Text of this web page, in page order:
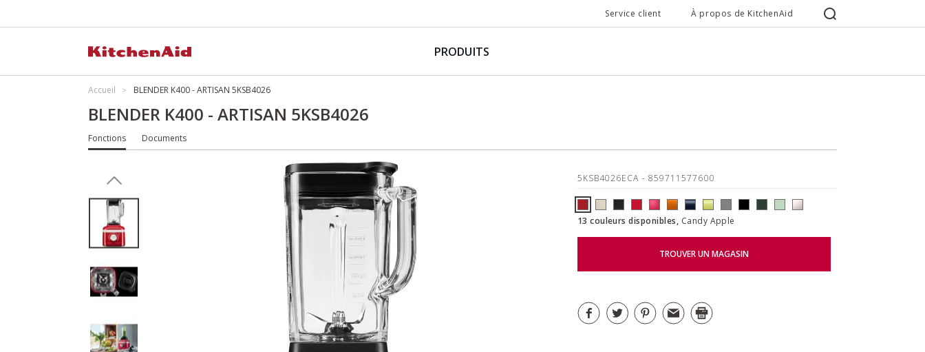
Service client À propos de KitchenAid
PRODUITS
Accueil BLENDER K400 - ARTISAN 5KSB4026
BLENDER K400 - ARTISAN 5KSB4026
Fonctions Documents
5KSB4026ECA - 859711577600
13 couleurs disponibles, Candy Apple
TROUVER UN MAGASIN